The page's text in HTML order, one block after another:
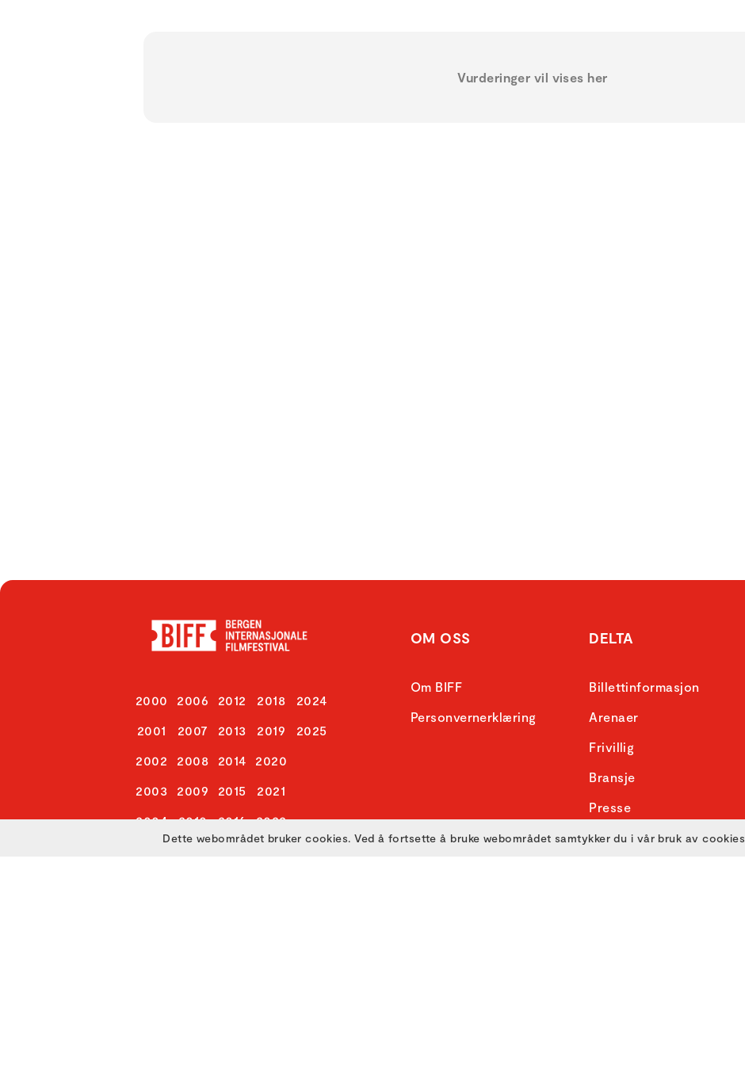
Vurderinger vil vises her
2000
2001
2002
2003
2004
2006
2007
2008
2009
2010
2012
2013
2014
2015
2016
2018
2019
2020
2021
2022
2024
2025
OM OSS
Om BIFF
Personvernerklæring
DELTA
Billettinformasjon
Arenaer
Frivillig
Bransje
Presse
Skole
Dette webområdet bruker cookies. Ved å fortsette å bruke webområdet samtykker du i vår bruk av cookies